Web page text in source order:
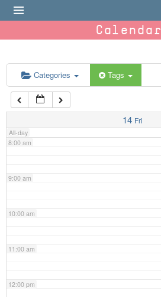
Calendar
Categories Tags
14 Fri
All-day
6:00 am
7:00 am
8:00 am
9:00 am
10:00 am
11:00 am
12:00 pm